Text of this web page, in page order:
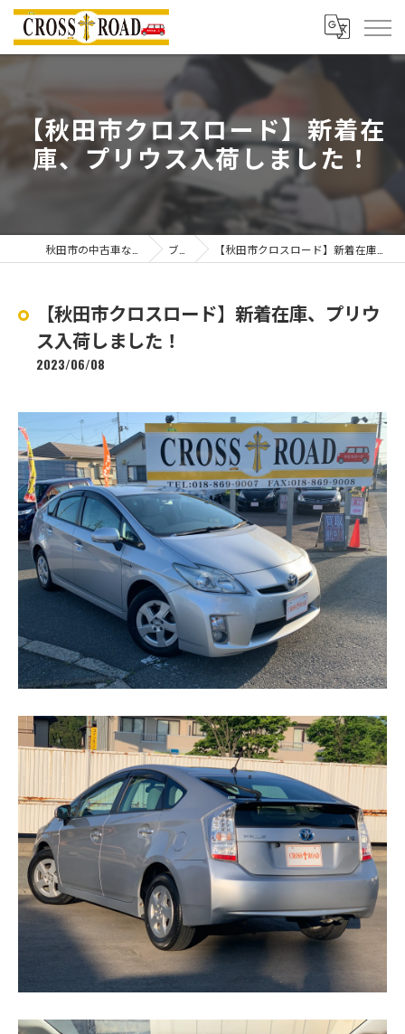
【秋田市クロスロード】新着在
庫、プリウス入荷しました！
ブログ 【秋田市クロスロード】新着在庫、プリウス入荷しました！
【秋田市クロスロード】新着在庫、プリウ
ス入荷しました！
2023/06/08